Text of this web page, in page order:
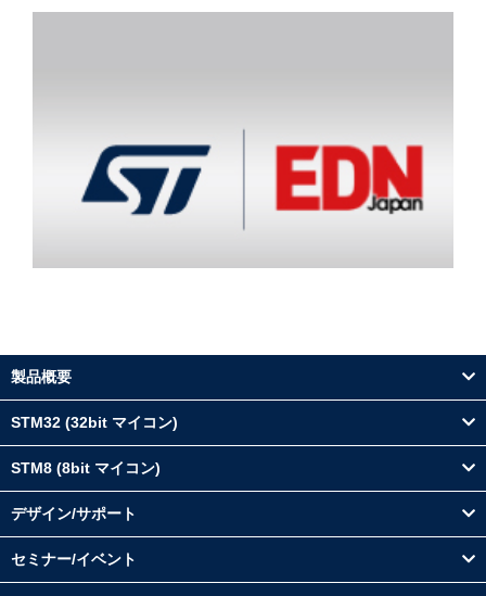
製品概要
STM32 (32bit マイコン)
STM8 (8bit マイコン)
デザイン/サポート
セミナー/イベント